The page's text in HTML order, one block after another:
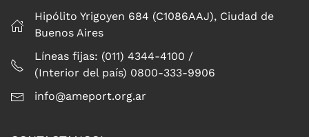
Hipólito Yrigoyen 684 (C1086AAJ), Ciudad de
Buenos Aires
Líneas fijas: (011) 4344-4100 /
(Interior del país) 0800-333-9906
info@ameport.org.ar